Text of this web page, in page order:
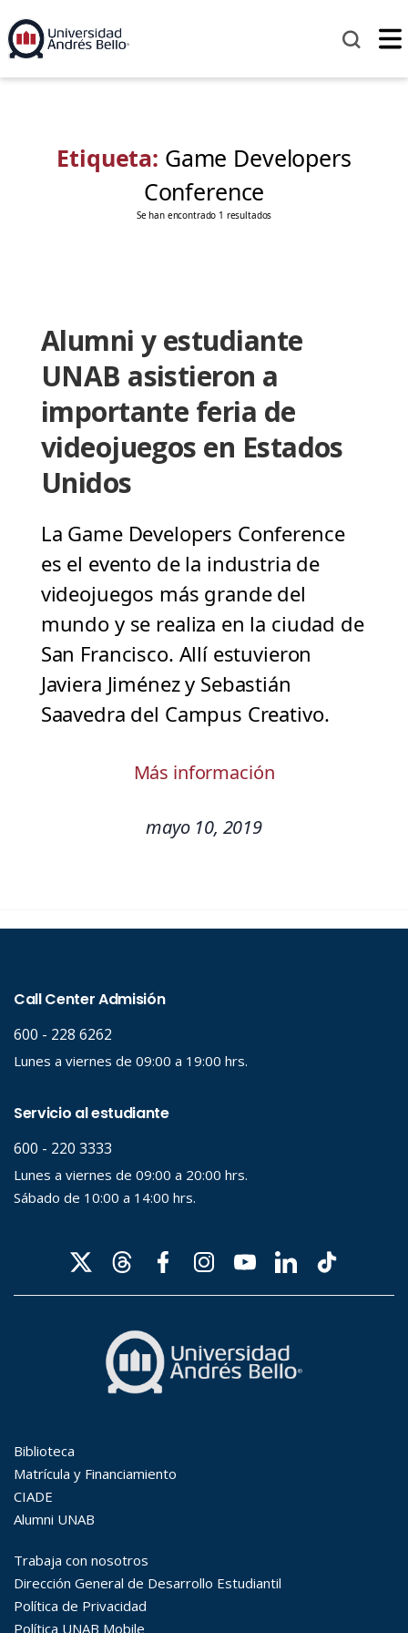
Etiqueta: Game Developers
Conference
Se han encontrado 1 resultados
Alumni y estudiante
UNAB asistieron a
importante feria de
videojuegos en Estados
Unidos
La Game Developers Conference
es el evento de la industria de
videojuegos más grande del
mundo y se realiza en la ciudad de
San Francisco. Allí estuvieron
Javiera Jiménez y Sebastián
Saavedra del Campus Creativo.
Más información
mayo 10, 2019